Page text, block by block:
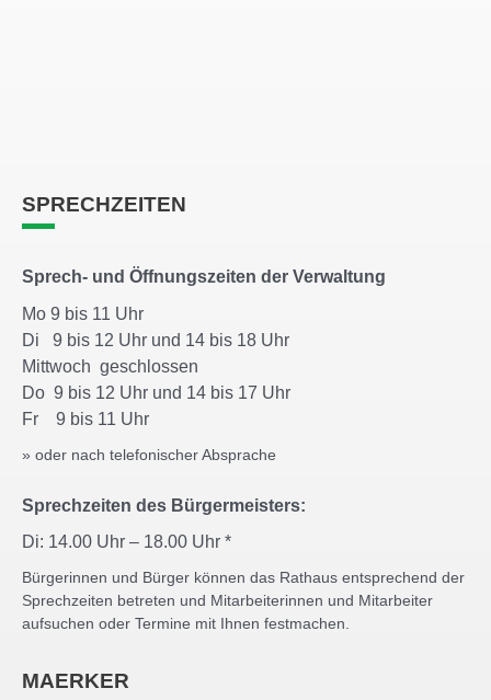
SPRECHZEITEN
Sprech- und Öffnungszeiten der Verwaltung
Mo 9 bis 11 Uhr
Di 9 bis 12 Uhr und 14 bis 18 Uhr
Mittwoch geschlossen
Do 9 bis 12 Uhr und 14 bis 17 Uhr
Fr 9 bis 11 Uhr
» oder nach telefonischer Absprache
Sprechzeiten des Bürgermeisters:
Di: 14.00 Uhr – 18.00 Uhr *
Bürgerinnen und Bürger können das Rathaus entsprechend der
Sprechzeiten betreten und Mitarbeiterinnen und Mitarbeiter
aufsuchen oder Termine mit Ihnen festmachen.
MAERKER